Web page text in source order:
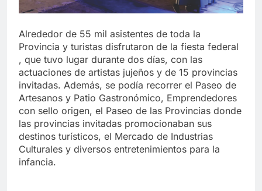
Alrededor de 55 mil asistentes de toda la
Provincia y turistas disfrutaron de la fiesta federal
, que tuvo lugar durante dos días, con las
actuaciones de artistas jujeños y de 15 provincias
invitadas. Además, se podía recorrer el Paseo de
Artesanos y Patio Gastronómico, Emprendedores
con sello origen, el Paseo de las Provincias donde
las provincias invitadas promocionaban sus
destinos turísticos, el Mercado de Industrias
Culturales y diversos entretenimientos para la
infancia.